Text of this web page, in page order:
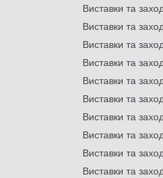
Виставки та
Виставки та
Виставки та
Виставки та
Виставки та
Виставки та
Виставки та
Виставки та
Виставки та
Виставки та